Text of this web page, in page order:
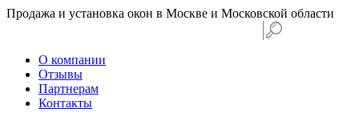
Продажа и установка окон в Москве и Московской области
О компании
Отзывы
Партнерам
Контакты